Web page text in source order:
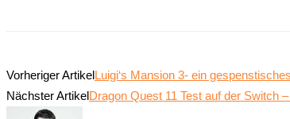
Vorheriger ArtikelLuigi‘s Mansion 3- ein
Nächster ArtikelDragon Quest 11 Test auf der Switch